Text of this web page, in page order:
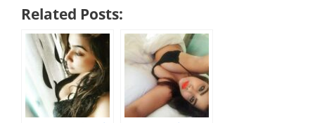
Related Posts: